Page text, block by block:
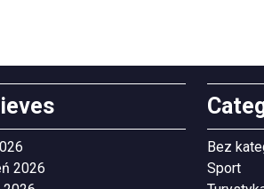
2026
Bez
Sport